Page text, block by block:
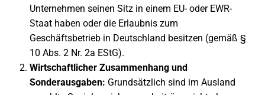
Unternehmen seinen Sitz in einem EU- oder EWR-
Staat haben oder die Erlaubnis zum
Geschäftsbetrieb in Deutschland besitzen (gemäß §
10 Abs. 2 Nr. 2a EStG).
Wirtschaftlicher Zusammenhang und
Sonderausgaben: Grundsätzlich sind im Ausland